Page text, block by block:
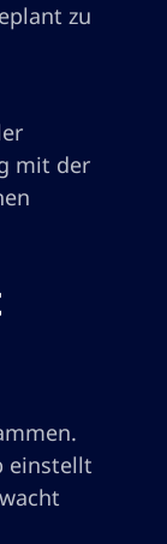
zu
mit der
einstellt